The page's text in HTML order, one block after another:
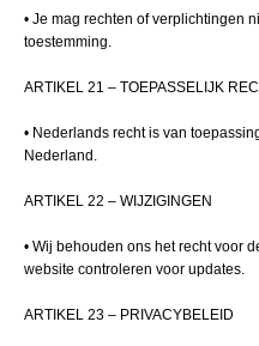
• Je mag rechten of verplichtingen
toestemming.
ARTIKEL 21 – TOEPASSELIJK
• Nederlands recht is van
Nederland.
ARTIKEL 22 – WIJZIGINGEN
• Wij behouden ons het recht voor
website controleren voor updates.
ARTIKEL 23 – PRIVACYBELEID